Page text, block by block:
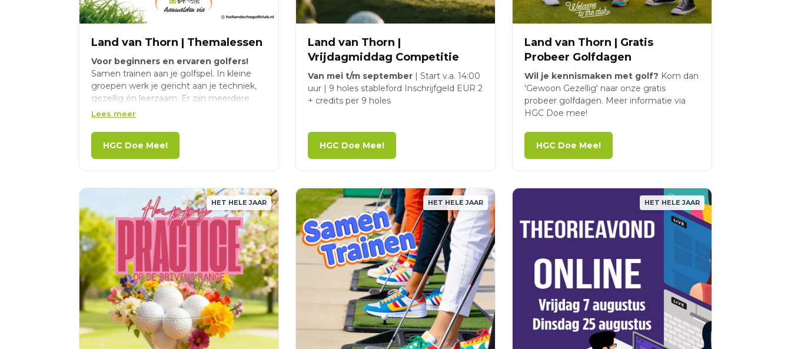
Land van Thorn | Themalessen
Voor beginners en ervaren golfers!
Samen trainen aan je golfspel. In kleine
groepen werk je gericht aan je techniek,
gezellig én leerzaam. Er zijn meerdere
themalessen. Meer informatie &
Lees meer
HGC Doe Mee!
Land van Thorn |
Vrijdagmiddag Competitie
Van mei t/m september | Start v.a. 14:00
uur | 9 holes stableford Inschrijfgeld EUR 2
+ credits per 9 holes
HGC Doe Mee!
Land van Thorn | Gratis
Probeer Golfdagen
Wil je kennismaken met golf? Kom dan
'Gewoon Gezellig' naar onze gratis
probeer golfdagen. Meer informatie via
HGC Doe mee!
HGC Doe Mee!
HET HELE JAAR HET HELE JAAR HET HELE JAAR